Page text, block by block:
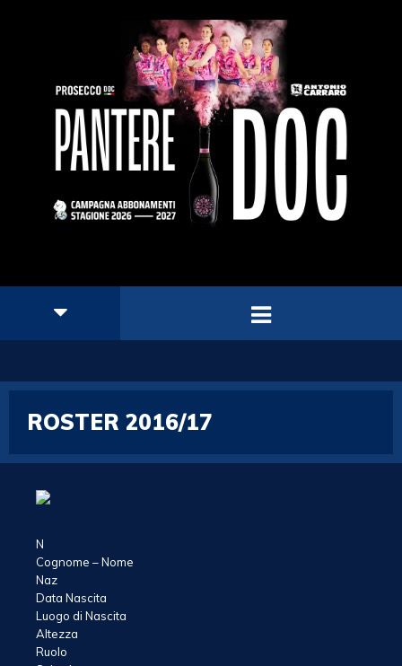
ROSTER 2016/17
N
Cognome – Nome
Naz
Data Nascita
Luogo di Nascita
Altezza
Ruolo